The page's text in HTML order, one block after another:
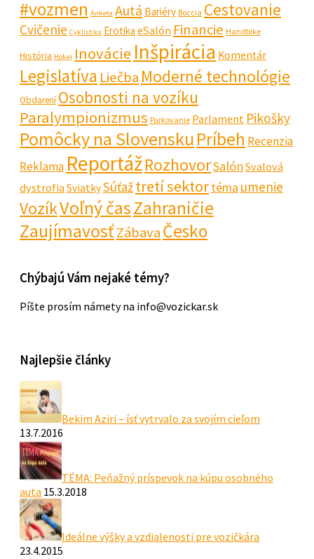
#vozmen Anketa Autá Bariéry Boccia Cestovanie
Cvičenie Cyklistika Erotika eSalón Financie Handbike
História Hokej Inovácie Inšpirácia Komentár
Legislatíva Liečba Moderné technológie
Obdarení Osobnosti na vozíku
Paralympionizmus Parkovanie Parlament Pikošky
Pomôcky na SlovenskuPríbeh Recenzia
Reklama ReportážRozhovorSalón Svalová
dystrofiaSviatkySúťažtretí sektortéma umenie
VozíkVoľný časZahraničie
ZaujímavosťZábavaČesko
Chýbajú Vám nejaké témy?
Píšte prosím námety na info@vozickar.sk
Najlepšie články
Bekim Aziri – ísť vytrvalo za svojím cieľom
13.7.2016
TÉMA: Peňažný príspevok na kúpu osobného
auta 15.3.2018
Ideálne výšky a vzdialenosti pre vozičkára
23.4.2015